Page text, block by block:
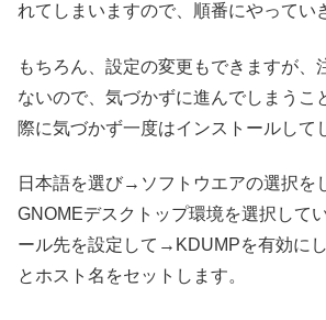
れてしまいますので、順番にやってい
もちろん、設定の変更もできますが、
ないので、気づかずに進んでしまうこ
際に気づかず一度はインストールして
日本語を選び→ソフトウエアの選択を
GNOMEデスクトップ環境を選択して
ール先を設定して→KDUMPを有効に
とホスト名をセットします。